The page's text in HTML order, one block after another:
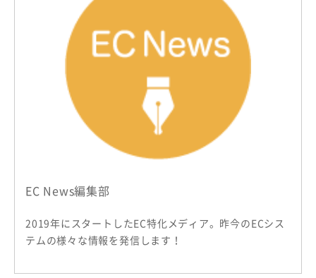
EC News編集部
2019年にスタートしたEC特化メディア。昨今のECシス
テムの様々な情報を発信します！